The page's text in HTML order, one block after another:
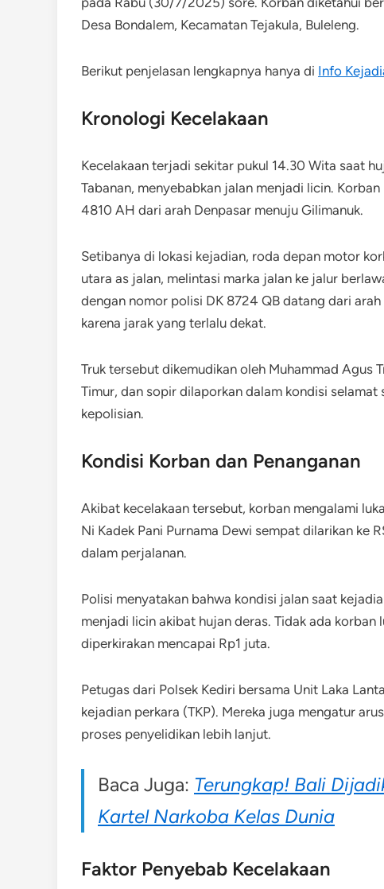
Desa Bondalem, Kecamatan Tejakula, Buleleng.
Berikut penjelasan lengkapnya hanya di Info
Kronologi Kecelakaan
Kecelakaan terjadi sekitar pukul 14.30 Wita saat
Tabanan, menyebabkan jalan menjadi licin.
4810 AH dari arah Denpasar menuju Gilimanuk.
Setibanya di lokasi kejadian, roda depan motor
utara as jalan, melintasi marka jalan ke jalur
dengan nomor polisi DK 8724 QB datang dari
karena jarak yang terlalu dekat.
Truk tersebut dikemudikan oleh Muhammad Agus
Timur, dan sopir dilaporkan dalam kondisi
kepolisian.
Kondisi Korban dan Penanganan
Akibat kecelakaan tersebut, korban mengalami
Ni Kadek Pani Purnama Dewi sempat dilarikan ke
dalam perjalanan.
Polisi menyatakan bahwa kondisi jalan saat
menjadi licin akibat hujan deras. Tidak ada korban
diperkirakan mencapai Rp1 juta.
Petugas dari Polsek Kediri bersama Unit Laka
kejadian perkara (TKP). Mereka juga mengatur
proses penyelidikan lebih lanjut.
Baca Juga: Terungkap! Bali
Kartel Narkoba Kelas Dunia
Faktor Penyebab Kecelakaan